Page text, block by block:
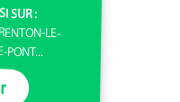
SUR :
LE-
PONT...